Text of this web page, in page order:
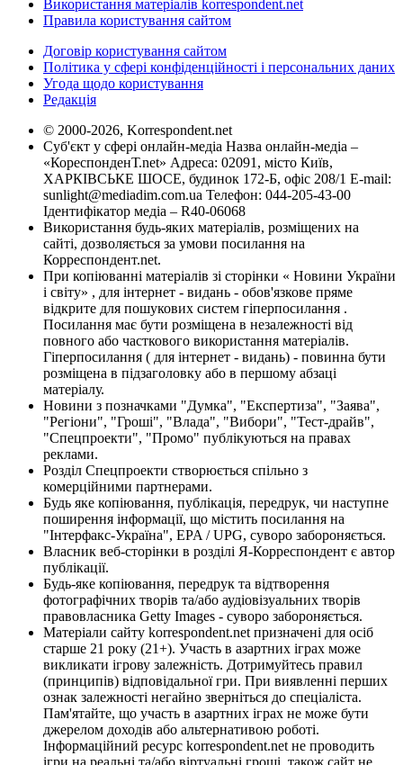
Використання матеріалів korrespondent.net
Правила користування сайтом
Договір користування сайтом
Політика у сфері конфіденційності і персональних даних
Угода щодо користування
Редакція
© 2000-2026, Korrespondent.net
Суб'єкт у сфері онлайн-медіа Назва онлайн-медіа –
«КореспонденТ.net» Адреса: 02091, місто Київ,
ХАРКІВСЬКЕ ШОСЕ, будинок 172-Б, офіс 208/1 E-mail:
sunlight@mediadim.com.ua Телефон: 044-205-43-00
Ідентифікатор медіа – R40-06068
Використання будь-яких матеріалів, розміщених на
сайті, дозволяється за умови посилання на
Корреспондент.net.
При копіюванні матеріалів зі сторінки « Новини України
і світу» , для інтернет - видань - обов'язкове пряме
відкрите для пошукових систем гіперпосилання .
Посилання має бути розміщена в незалежності від
повного або часткового використання матеріалів.
Гіперпосилання ( для інтернет - видань) - повинна бути
розміщена в підзаголовку або в першому абзаці
матеріалу.
Новини з позначками "Думка", "Експертиза", "Заява",
"Регіони", "Гроші", "Влада", "Вибори", "Тест-драйв",
"Спецпроекти", "Промо" публікуються на правах
реклами.
Розділ Спецпроекти створюється спільно з
комерційними партнерами.
Будь яке копіювання, публікація, передрук, чи наступне
поширення інформації, що містить посилання на
"Інтерфакс-Україна", EPA / UPG, суворо забороняється.
Власник веб-сторінки в розділі Я-Корреспондент є автор
публікації.
Будь-яке копіювання, передрук та відтворення
фотографічних творів та/або аудіовізуальних творів
правовласника Getty Images - суворо забороняється.
Матеріали сайту korrespondent.net призначені для осіб
старше 21 року (21+). Участь в азартних іграх може
викликати ігрову залежність. Дотримуйтесь правил
(принципів) відповідальної гри. При виявленні перших
ознак залежності негайно зверніться до спеціаліста.
Пам'ятайте, що участь в азартних іграх не може бути
джерелом доходів або альтернативою роботі.
Інформаційний ресурс korrespondent.net не проводить
ігри на реальні та/або віртуальні гроші, також сайт не